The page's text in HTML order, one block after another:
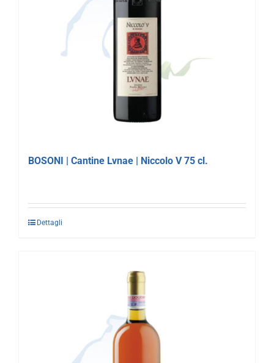
BOSONI | Cantine Lvnae | Niccolo V 75 cl.
Dettagli